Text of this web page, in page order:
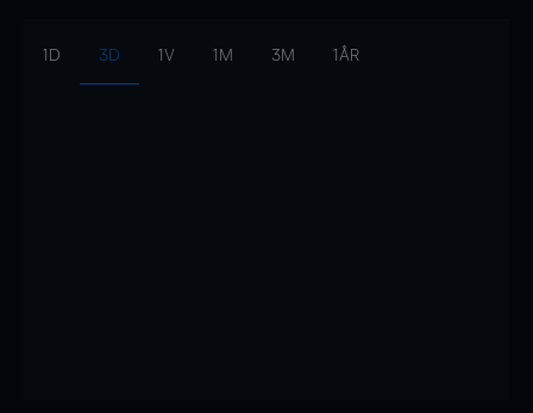
1D 3D 1V 1M 3M 1ÅR